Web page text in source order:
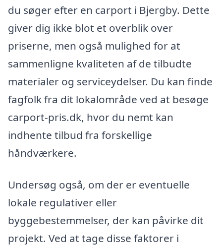
du søger efter en carport i Bjergby. Dette
giver dig ikke blot et overblik over
priserne, men også mulighed for at
sammenligne kvaliteten af de tilbudte
materialer og serviceydelser. Du kan finde
fagfolk fra dit lokalområde ved at besøge
carport-pris.dk, hvor du nemt kan
indhente tilbud fra forskellige
håndværkere.
Undersøg også, om der er eventuelle
lokale regulativer eller
byggebestemmelser, der kan påvirke dit
projekt. Ved at tage disse faktorer i